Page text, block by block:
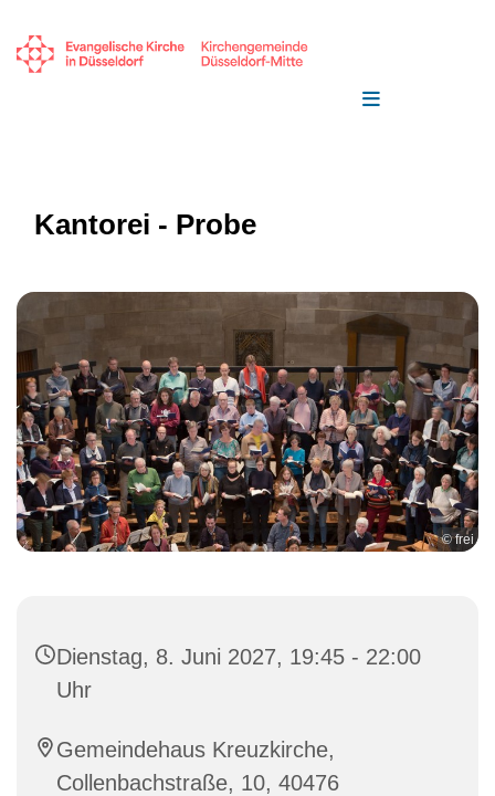
Kantorei - Probe
© frei
Dienstag, 8. Juni 2027, 19:45 - 22:00
Uhr
Gemeindehaus Kreuzkirche,
Collenbachstraße, 10, 40476